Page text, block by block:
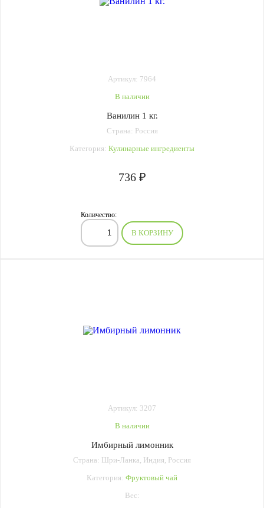
Артикул: 7964
В наличии
Ванилин 1 кг.
Страна: Россия
Категория: Кулинарные ингредиенты
736 ₽
Количество:
В КОРЗИНУ
Артикул: 3207
В наличии
Имбирный лимонник
Страна: Шри-Ланка, Индия, Россия
Категория: Фруктовый чай
Вес: